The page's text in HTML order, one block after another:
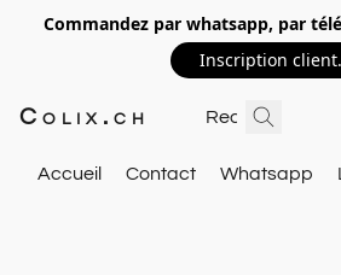
Commandez par whatsapp, par
Inscription client.
Colix.ch
Accueil Contact Whatsapp